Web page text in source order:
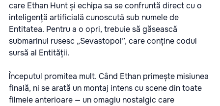
care Ethan Hunt și echipa sa se confruntă direct cu o
inteligență artificială cunoscută sub numele de
Entitatea. Pentru a o opri, trebuie să găsească
submarinul rusesc „Sevastopol”, care conține codul
sursă al Entității.
Începutul promitea mult. Când Ethan primește misiunea
finală, ni se arată un montaj intens cu scene din toate
filmele anterioare — un omagiu nostalgic care